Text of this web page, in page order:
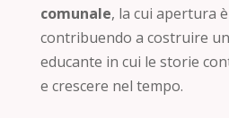
comunale, la cui apertura
contribuendo a costruire
educante in cui le storie
e crescere nel tempo.